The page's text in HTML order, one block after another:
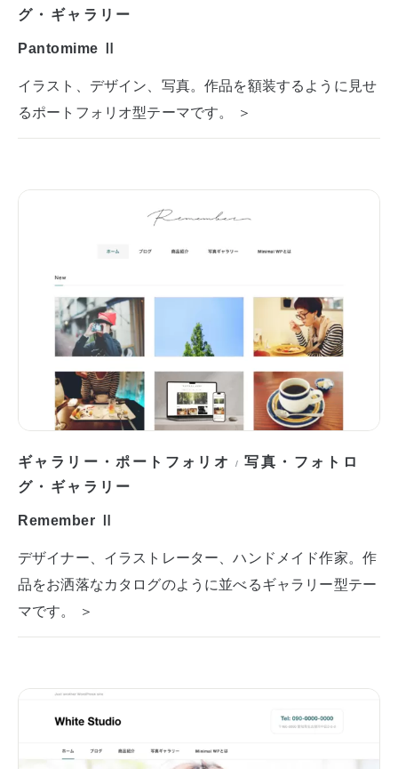
グ・ギャラリー
Pantomime Ⅱ
イラスト、デザイン、写真。作品を額装するように見せ
るポートフォリオ型テーマです。 ＞
ギャラリー・ポートフォリオ /写真・フォトロ
グ・ギャラリー
Remember Ⅱ
デザイナー、イラストレーター、ハンドメイド作家。作
品をお洒落なカタログのように並べるギャラリー型テー
マです。 ＞